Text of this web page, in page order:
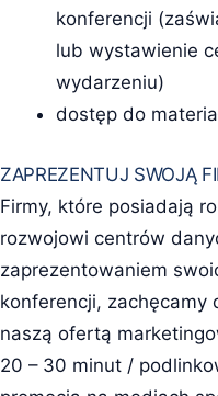
konferencji
lub wystawienie
wydarzeniu)
dostęp do
ZAPREZENTUJ SWOJĄ
Firmy, które posiadają
rozwojowi centrów
zaprezentowaniem
konferencji, zachęcamy
naszą ofertą
20 – 30 minut /